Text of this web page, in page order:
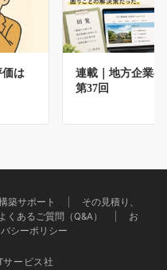
は
連載｜地方企業
第37回
築サポート
その見積り、
くあるご質問（Q&A）
お
シーポリシー
サービス社